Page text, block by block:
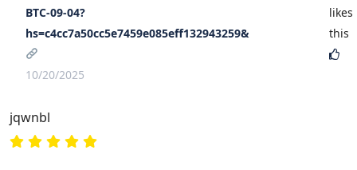
BTC-09-04?
hs=c4cc7a50cc5e7459e085eff132943259&
10/20/2025
likes
this
jqwnbl